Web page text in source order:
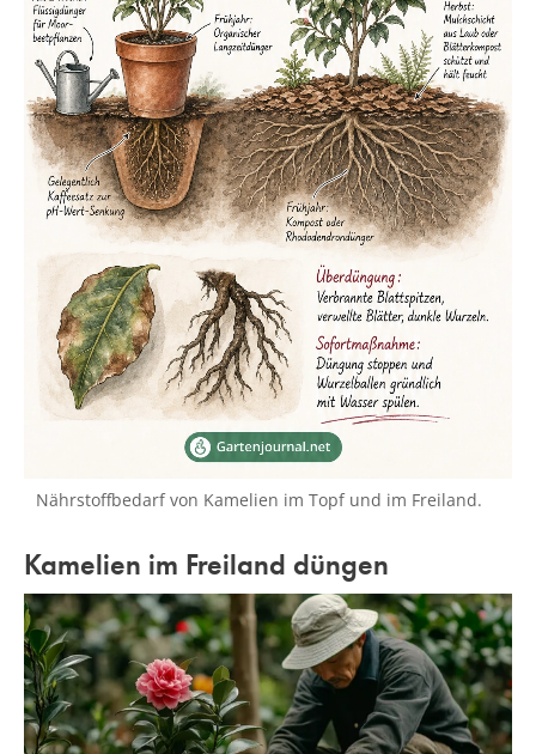
Nährstoffbedarf von Kamelien im Topf und im Freiland.
Kamelien im Freiland düngen